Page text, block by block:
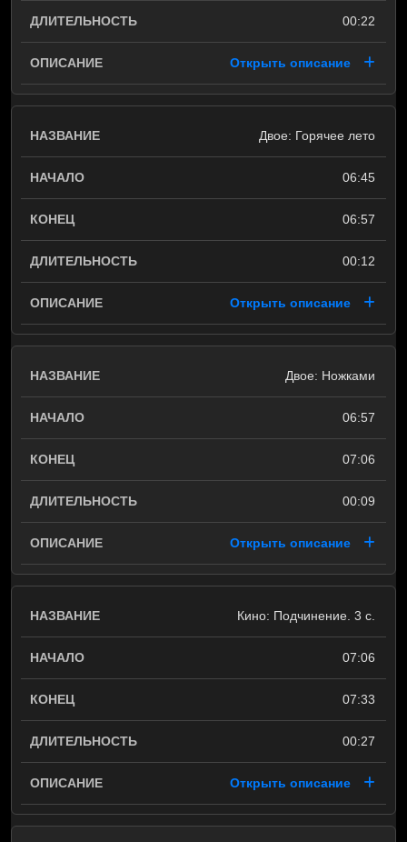
00:22
Открыть описание
Двое: Горячее лето
06:45
06:57
00:12
Открыть описание
Двое: Ножками
06:57
07:06
00:09
Открыть описание
Кино: Подчинение. 3 с.
07:06
07:33
00:27
Открыть описание